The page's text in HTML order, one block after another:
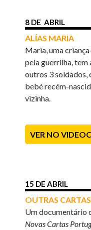
8 DE ABRIL
ALÍAS MARIA
Maria, uma
pela guerrilha, tem
outros 3 soldados,
bebé recém-
vizinha.
VER NO
15 DE ABRIL
OUTRAS
Um documentário
Novas Cartas